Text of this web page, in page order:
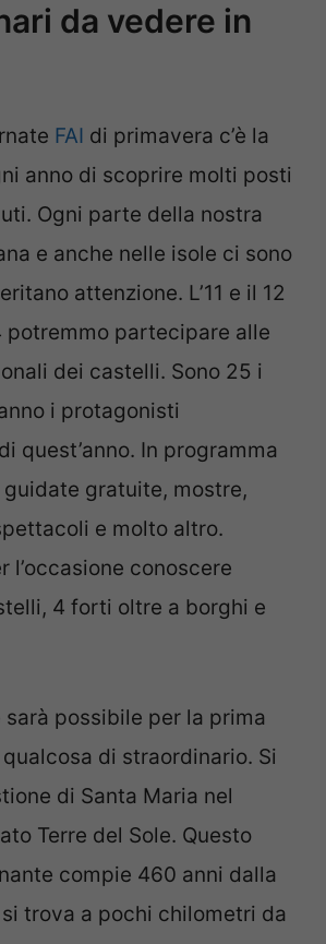
da vedere in
FAI di primavera c’è la
anno di scoprire molti posti
Ogni parte della nostra
e anche nelle isole ci sono
attenzione. L’11 e il 12
potremmo partecipare alle
dei castelli. Sono 25 i
i protagonisti
quest’anno. In programma
gratuite, mostre,
e molto altro.
l’occasione conoscere
4 forti oltre a borghi e
possibile per la prima
di straordinario. Si
di Santa Maria nel
Terre del Sole. Questo
compie 460 anni dalla
trova a pochi chilometri da